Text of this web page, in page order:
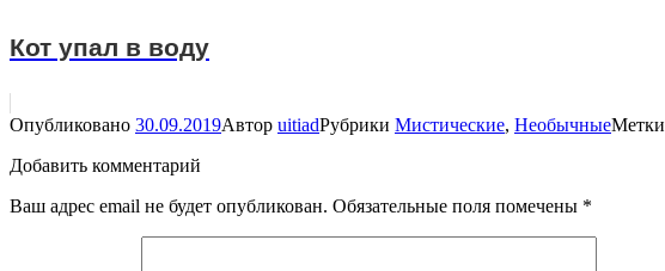
Кот упал в воду
Опубликовано 30.09.2019Автор uitiadРубрики Мистические, НеобычныеМетки
Добавить комментарий
Ваш адрес email не будет опубликован. Обязательные поля помечены *